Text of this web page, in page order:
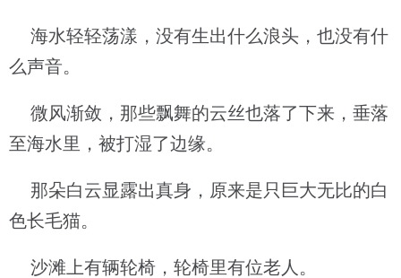
海水轻轻荡漾，没有生出什么浪头，也没有什
么声音。
微风渐敛，那些飘舞的云丝也落了下来，垂落
至海水里，被打湿了边缘。
那朵白云显露出真身，原来是只巨大无比的白
色长毛猫。
沙滩上有辆轮椅，轮椅里有位老人。